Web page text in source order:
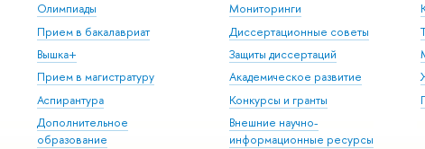
Олимпиады
Прием в бакалавриат
Вышка+
Прием в магистратуру
Аспирантура
Дополнительное
образование
Мониторинги
Диссертационные советы
Защиты диссертаций
Академическое развитие
Конкурсы и гранты
Внешние научно-
информационные ресурсы